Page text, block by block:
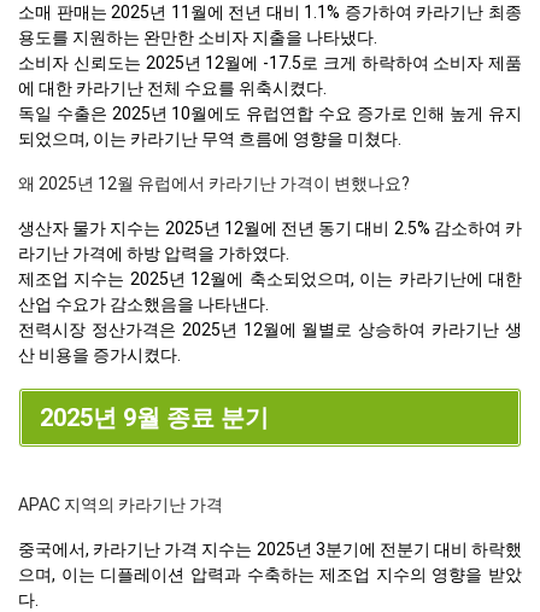
소매 판매는 2025년 11월에 전년 대비 1.1% 증가하여 카라기난 최종
용도를 지원하는 완만한 소비자 지출을 나타냈다.
소비자 신뢰도는 2025년 12월에 -17.5로 크게 하락하여 소비자 제품
에 대한 카라기난 전체 수요를 위축시켰다.
독일 수출은 2025년 10월에도 유럽연합 수요 증가로 인해 높게 유지
되었으며, 이는 카라기난 무역 흐름에 영향을 미쳤다.
왜 2025년 12월 유럽에서 카라기난 가격이 변했나요?
생산자 물가 지수는 2025년 12월에 전년 동기 대비 2.5% 감소하여 카
라기난 가격에 하방 압력을 가하였다.
제조업 지수는 2025년 12월에 축소되었으며, 이는 카라기난에 대한
산업 수요가 감소했음을 나타낸다.
전력시장 정산가격은 2025년 12월에 월별로 상승하여 카라기난 생
산 비용을 증가시켰다.
2025년 9월 종료 분기
APAC 지역의 카라기난 가격
중국에서, 카라기난 가격 지수는 2025년 3분기에 전분기 대비 하락했
으며, 이는 디플레이션 압력과 수축하는 제조업 지수의 영향을 받았
다.